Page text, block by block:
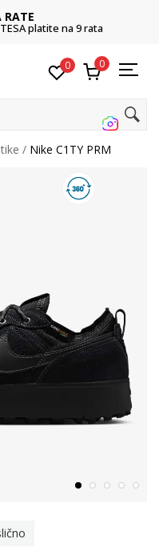
RATE
platite na 9 rata
0 0
Nike C1TY PRM